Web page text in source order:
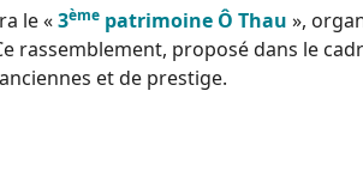
le «3ème patrimoine Ô Thau »,
rassemblement, proposé dans le
et de prestige.